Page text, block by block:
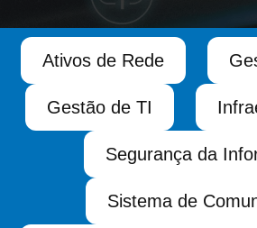
Ativos de Rede
Gestão de TI
Segurança da
Sistema de